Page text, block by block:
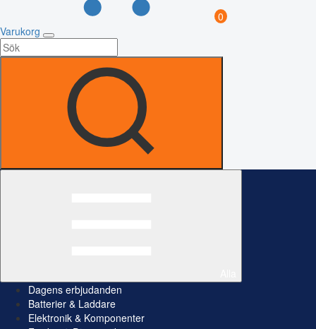
0
Varukorg
Dagens erbjudanden
Batterier & Laddare
Elektronik & Komponenter